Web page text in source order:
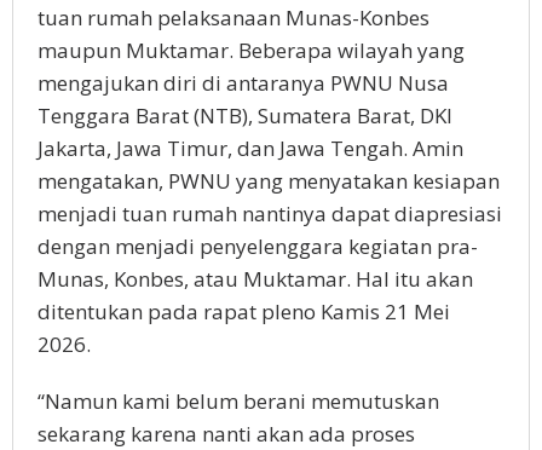
tuan rumah pelaksanaan Munas-Konbes
maupun Muktamar. Beberapa wilayah yang
mengajukan diri di antaranya PWNU Nusa
Tenggara Barat (NTB), Sumatera Barat, DKI
Jakarta, Jawa Timur, dan Jawa Tengah. Amin
mengatakan, PWNU yang menyatakan kesiapan
menjadi tuan rumah nantinya dapat diapresiasi
dengan menjadi penyelenggara kegiatan pra-
Munas, Konbes, atau Muktamar. Hal itu akan
ditentukan pada rapat pleno Kamis 21 Mei
2026.
“Namun kami belum berani memutuskan
sekarang karena nanti akan ada proses